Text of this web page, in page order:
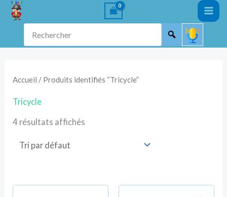
Aller
Rechercher
Accueil / Produits identifiés “Tricycle”
Tricycle
4 résultats affichés